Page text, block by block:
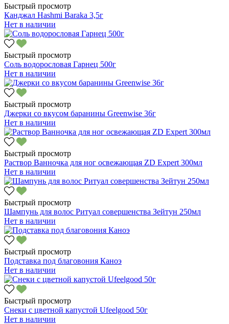
Быстрый просмотр
Канджал Hashmi Baraka 3,5г
Нет в наличии
Быстрый просмотр
Соль водорословая Гарнец 500г
Нет в наличии
Быстрый просмотр
Джерки со вкусом баранины Greenwise 36г
Нет в наличии
Быстрый просмотр
Раствор Ванночка для ног освежающая ZD Expert 300мл
Нет в наличии
Быстрый просмотр
Шампунь для волос Ритуал совершенства Зейтун 250мл
Нет в наличии
Быстрый просмотр
Подставка под благовония Каноэ
Нет в наличии
Быстрый просмотр
Снеки с цветной капустой Ufeelgood 50г
Нет в наличии